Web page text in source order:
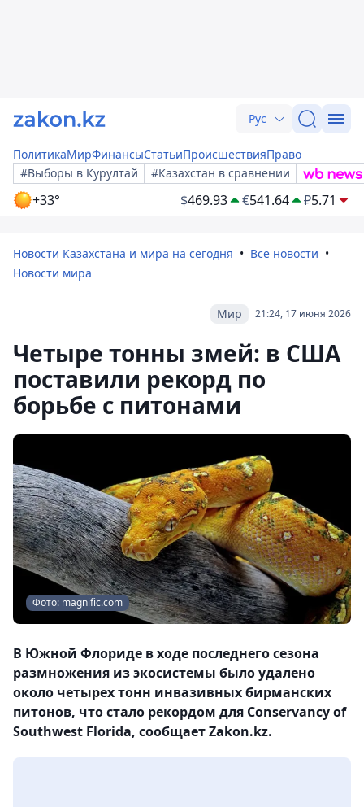
Рус
ПолитикаМирФинансыСтатьиПроисшествияПраво
#Выборы в Курултай
#Казахстан в сравнении
+33° $469.93 €541.64 ₽5.71
Новости Казахстана и мира на сегодня
Все новости
Новости мира
21:24, 17 июня 2026
Мир
Четыре тонны змей: в США
поставили рекорд по
борьбе с питонами
Фото: magnific.com
В Южной Флориде в ходе последнего сезона
размножения из экосистемы было удалено
около четырех тонн инвазивных бирманских
питонов, что стало рекордом для Conservancy of
Southwest Florida, сообщает Zakon.kz.